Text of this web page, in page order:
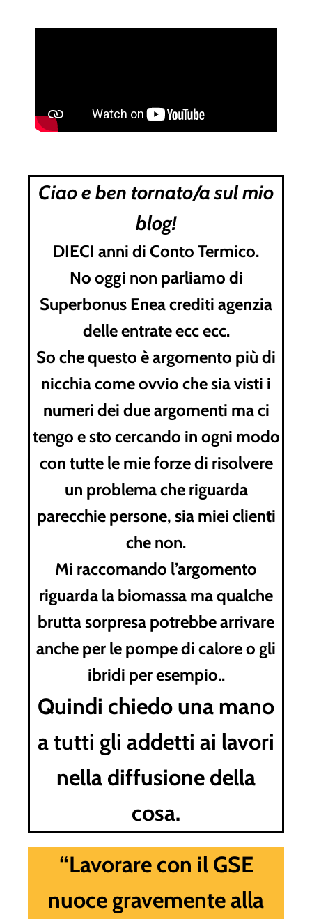
Ciao e ben tornato/a sul mio
blog!
DIECI anni di Conto Termico.
No oggi non parliamo di
Superbonus Enea crediti agenzia
delle entrate ecc ecc.
So che questo è argomento più di
nicchia come ovvio che sia visti i
numeri dei due argomenti ma ci
tengo e sto cercando in ogni modo
con tutte le mie forze di risolvere
un problema che riguarda
parecchie persone, sia miei clienti
che non.
Mi raccomando l’argomento
riguarda la biomassa ma qualche
brutta sorpresa potrebbe arrivare
anche per le pompe di calore o gli
ibridi per esempio..
Quindi chiedo una mano
a tutti gli addetti ai lavori
nella diffusione della
cosa.
“Lavorare con il GSE
nuoce gravemente alla